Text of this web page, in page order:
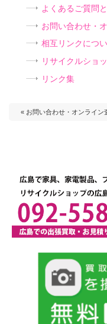
よくあるご質問
お問い合わせ・
相互リンクにつ
リサイクルショ
リンク集
« お問い合わせ・オンライン